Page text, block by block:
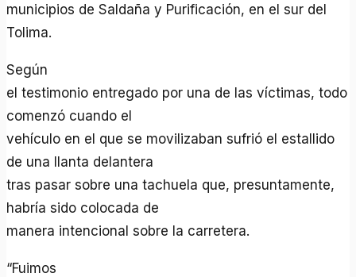
municipios de Saldaña y Purificación, en el sur del
Tolima.
Según
el testimonio entregado por una de las víctimas, todo
comenzó cuando el
vehículo en el que se movilizaban sufrió el estallido
de una llanta delantera
tras pasar sobre una tachuela que, presuntamente,
habría sido colocada de
manera intencional sobre la carretera.
“Fuimos